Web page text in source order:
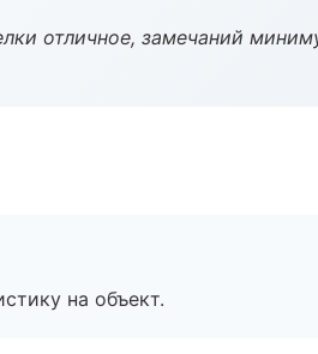
отличное, замечаний
на объект.